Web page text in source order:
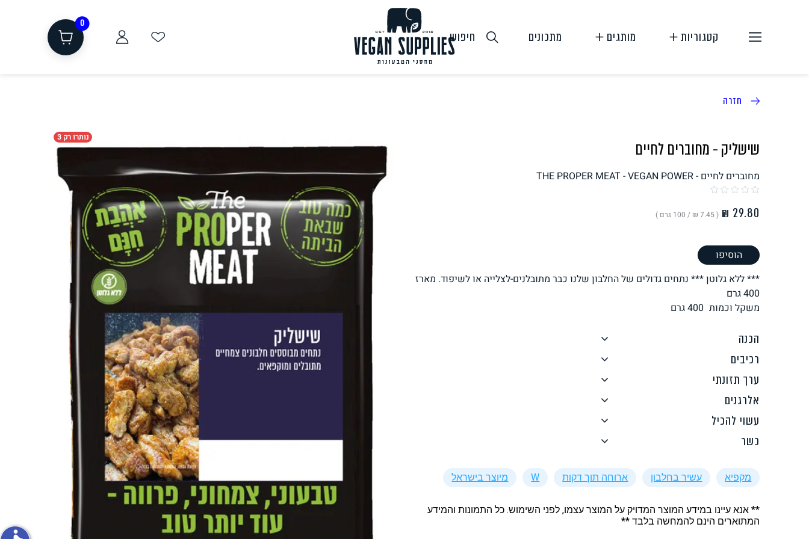
קטגוריות מותגים מתכונים חיפוש
0
תחליפי בשר תחליפי ביצה טופו חלב ושמנת שוקולד, חטיפים, חלבון
לחם, עוגות, מאפים גלידות טבעוניות פסטה, אטריות וקטניות תבשילים ומרקים פירות וירקות
ממרחים ורטבים ללא גלוטן על האש
איטלקי אסייתי אפייה טבעונית
אוהבים
KETO
חזרה
נותרו רק 3
שישליק - מחוברים לחיים
מחוברים לחיים - THE PROPER MEAT - VEGAN POWER
( ‏7.45 ₪ / 100 גרם )
הוסיפו
*** ללא גלוטן *** נתחים גדולים של החלבון שלנו כבר מתובלנים-לצלייה או לשיפוד. מארז
400 גרם
משקל וכמות
גרם
הכנה
רכיבים
ערך תזונתי
אלרגנים
עשוי להכיל
כשר
מקפיא עשיר בחלבון ארוחה תוך דקות W מיוצר בישראל
** אנא עיינו במידע המוצר המדויק על המוצר עצמו, לפני השימוש. כל התמונות והמידע
המתוארים הינם להמחשה בלבד **